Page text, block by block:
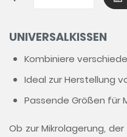
UNIVERSALKISSEN
Kombiniere
Ideal zur Herstellung
Passende Größen für
Ob zur Mikrolagerung,